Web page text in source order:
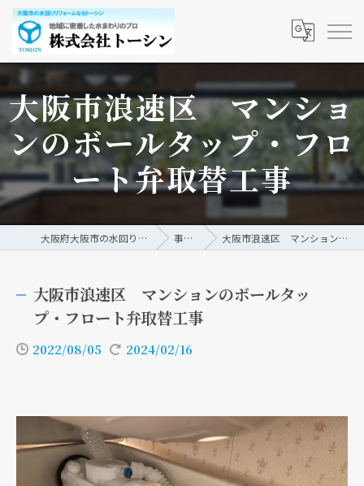
大阪市浪速区 マンショ
ンのボールタップ・フロ
ート弁取替工事
大阪府大阪市の水回りリフォームなら株式会社トーシン 事例/ブログ 大阪市浪速区 マンションのボールタップ・フロート弁取替工事
大阪市浪速区 マンションのボールタッ
プ・フロート弁取替工事
2022/08/05 2024/02/16